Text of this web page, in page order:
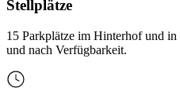
Stellplätze
15 Parkplätze im Hinterhof und
und nach Verfügbarkeit.